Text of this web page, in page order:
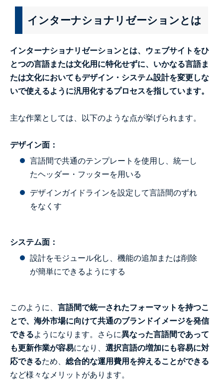
インターナショナリゼーションとは
インターナショナリゼーションとは、ウェブサイトをひ
とつの言語または文化用に特化せずに、いかなる言語ま
たは文化においてもデザイン・システム設計を変更しな
いで使えるように汎用化するプロセスを指しています。
主な作業としては、以下のような点が挙げられます。
デザイン面：
言語間で共通のテンプレートを使用し、統一し
たヘッダー・フッターを用いる
デザインガイドラインを設定して言語間のずれ
をなくす
システム面：
設計をモジュール化し、機能の追加または削除
が簡単にできるようにする
このように、 言語間で統一されたフォーマットを持つこ
とで、海外市場に向けて共通のブランドイメージを発信
できるようになります。さらに異なった言語間であって
も更新作業が容易になり、 選択言語の増加にも容易に対
応できるため、 総合的な運用費用を抑えることができる
など様々なメリットがあります。